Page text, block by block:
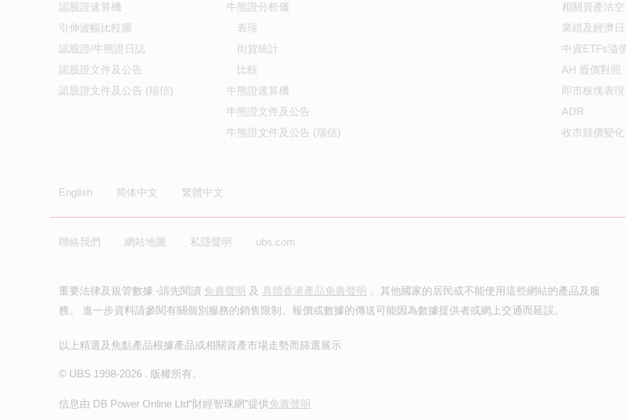
認股證速算機
引伸波幅比較圖
認股證/牛熊證日誌
認股證文件及公告
認股證文件及公告 (瑞信)
牛熊證分析儀
表現
街貨統計
比較
牛熊證速算機
牛熊證文件及公告
牛熊證文件及公告 (瑞信)
相關資產沽空
業績及經濟
中資ETFs溢
AH 股價對照
即市板塊表現
ADR
收市競價變化
English 简体中文 繁體中文
聯絡我們 網站地圖 私隱聲明 ubs.com
重要法律及規管數據 -請先閱讀 免責聲明 及 具體香港產品免責聲明 。其他國家的居民或不能使用這些網站的產品及服
務。 進一步資料請參閱有關個別服務的銷售限制。報價或數據的傳送可能因為數據提供者或網上交通而延誤。
以上精選及焦點產品根據產品或相關資產市場走勢而篩選展示
© UBS 1998-2026 . 版權所有。
信息由 DB Power Online Ltd“財經智珠網”提供免責聲明